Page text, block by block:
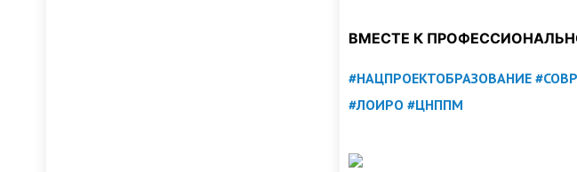
ВМЕСТЕ К
#НАЦПРОЕКТОБРАЗОВАНИЕ
#ЛОИРО #ЦНППМ